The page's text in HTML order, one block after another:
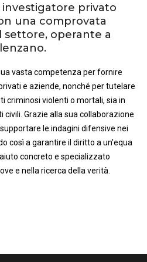
investigatore privato
una comprovata
settore, operante a
vasta competenza per fornire
e aziende, nonché per tutelare
criminosi violenti o mortali, sia in
Grazie alla sua collaborazione
le indagini difensive nei
così a garantire il diritto a un'equa
concreto e specializzato
e nella ricerca della verità.